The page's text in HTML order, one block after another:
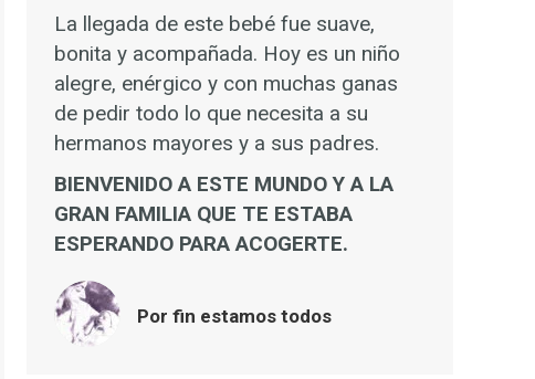
La llegada de este bebé fue suave,
bonita y acompañada. Hoy es un niño
alegre, enérgico y con muchas ganas
de pedir todo lo que necesita a su
hermanos mayores y a sus padres.
BIENVENIDO A ESTE MUNDO Y A LA
GRAN FAMILIA QUE TE ESTABA
ESPERANDO PARA ACOGERTE.
Por fin estamos todos